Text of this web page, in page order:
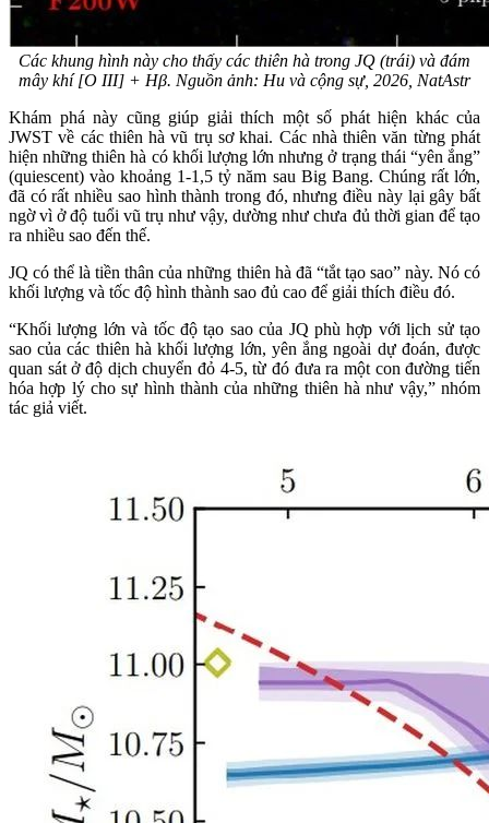
Các khung hình này cho thấy các thiên hà trong JQ (trái) và đám
mây khí [O III] + Hβ. Nguồn ảnh: Hu và cộng sự, 2026, NatAstr
Khám phá này cũng giúp giải thích một số phát hiện khác của
JWST về các thiên hà vũ trụ sơ khai. Các nhà thiên văn từng phát
hiện những thiên hà có khối lượng lớn nhưng ở trạng thái “yên ắng”
(quiescent) vào khoảng 1-1,5 tỷ năm sau Big Bang. Chúng rất lớn,
đã có rất nhiều sao hình thành trong đó, nhưng điều này lại gây bất
ngờ vì ở độ tuổi vũ trụ như vậy, dường như chưa đủ thời gian để tạo
ra nhiều sao đến thế.
JQ có thể là tiền thân của những thiên hà đã “tắt tạo sao” này. Nó có
khối lượng và tốc độ hình thành sao đủ cao để giải thích điều đó.
“Khối lượng lớn và tốc độ tạo sao của JQ phù hợp với lịch sử tạo
sao của các thiên hà khối lượng lớn, yên ắng ngoài dự đoán, được
quan sát ở độ dịch chuyển đỏ 4-5, từ đó đưa ra một con đường tiến
hóa hợp lý cho sự hình thành của những thiên hà như vậy,” nhóm
tác giả viết.